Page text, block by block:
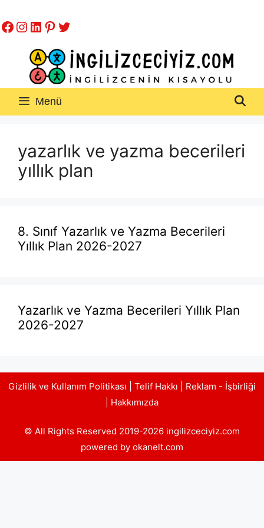
atla
Facebook
Instagram
LinkedIn
Pinterest
Twitter
Menü
yazarlık ve yazma becerileri
yıllık plan
8. Sınıf Yazarlık ve Yazma Becerileri
Yıllık Plan 2026-2027
Yazarlık ve Yazma Becerileri Yıllık Plan
2026-2027
Gizlilik ve Kullanım Politikası Telif Hakkı
Reklam - İşbirliği
Hakkımızda
© All Rights Reserved 2019-2026 ingilizceciyiz.com
powered by okanelt.com